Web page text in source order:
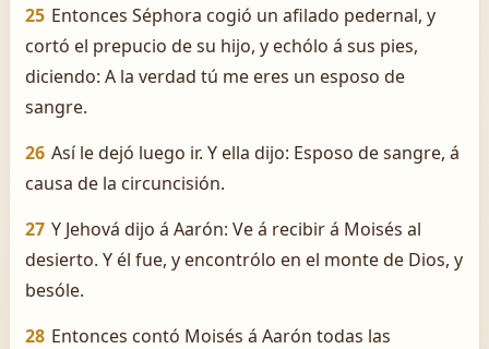
25 Entonces Séphora cogió un afilado pedernal, y
cortó el prepucio de su hijo, y echólo á sus pies,
diciendo: A la verdad tú me eres un esposo de
sangre.
26 Así le dejó luego ir. Y ella dijo: Esposo de sangre, á
causa de la circuncisión.
27 Y Jehová dijo á Aarón: Ve á recibir á Moisés al
desierto. Y él fue, y encontrólo en el monte de Dios, y
besóle.
28 Entonces contó Moisés á Aarón todas las